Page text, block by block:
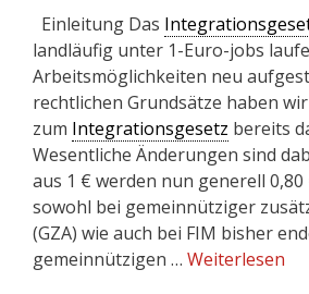
Einleitung Das
landläufig unter 1-Euro-jobs
Arbeitsmöglichkeiten neu
rechtlichen Grundsätze haben
zum Integrationsgesetz bereits
Wesentliche Änderungen sind
aus 1 € werden nun generell
sowohl bei gemeinnütziger
(GZA) wie auch bei FIM bisher
gemeinnützigen … Weiterlesen